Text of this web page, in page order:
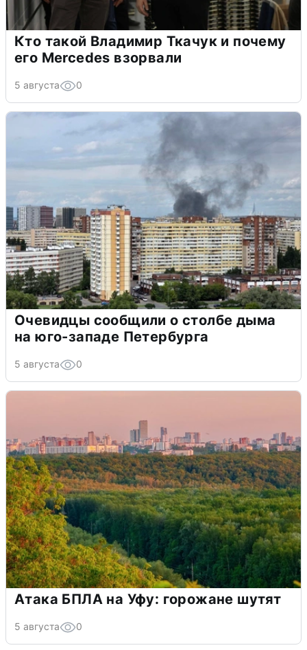
Кто такой Владимир Ткачук и почему
его Mercedes взорвали
5 августа 0
Очевидцы сообщили о столбе дыма
на юго-западе Петербурга
5 августа 0
Атака БПЛА на Уфу: горожане шутят
5 августа 0